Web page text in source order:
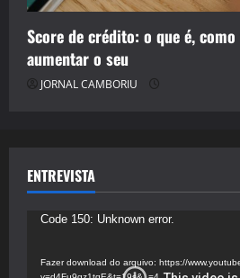
Score de crédito: o que é,
aumentar o seu
JORNAL CAMBORIU
ENTREVISTA
Tocador
vídeo
Code 150: Unknown error.
Fazer download do arquivo: https://